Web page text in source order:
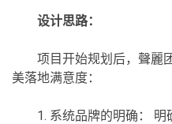
设计思路：
项目开始规划后，聲麗
美落地满意度：
1. 系统品牌的明确：